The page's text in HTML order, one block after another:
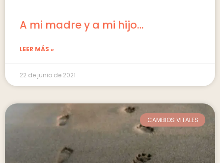
A mi madre y a mi hijo…
LEER MÁS »
22 de junio de 2021
CAMBIOS VITALES